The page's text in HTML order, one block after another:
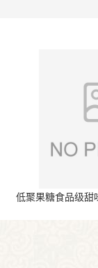
低聚果糖食品级甜